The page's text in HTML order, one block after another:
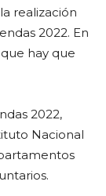
realización
2022. En
hay que
2022,
Nacional